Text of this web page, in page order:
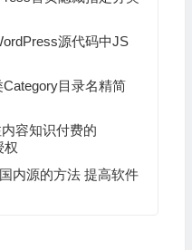
源代码中JS
目录名精简
容知识付费的
权
内源的方法 提高软件